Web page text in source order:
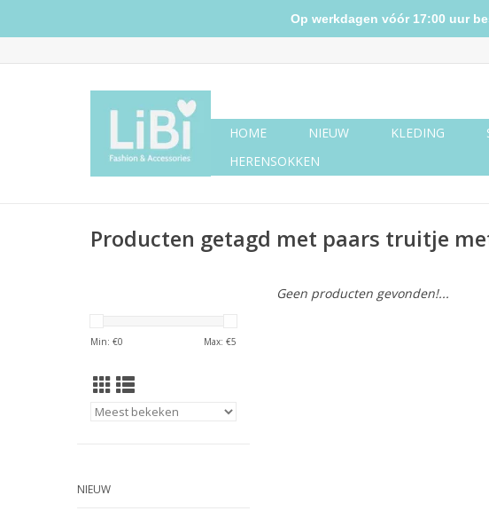
HOME NIEUW KLEDING
HERENSOKKEN
Producten getagd met paars truitje
Min: €0 Max: €5
NIEUW
Geen producten gevonden!...
Op werkdagen vóór 17:00 uur